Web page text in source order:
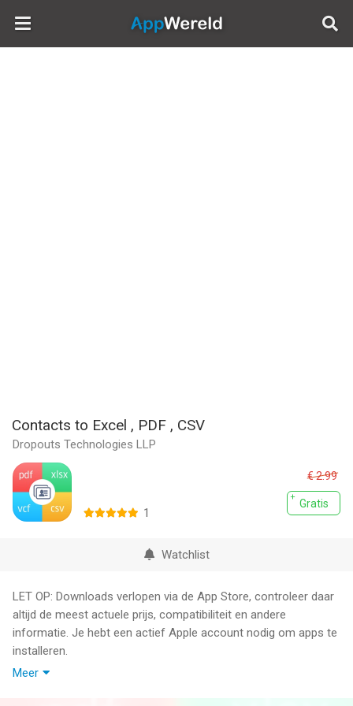
AppWereld
Contacts to Excel , PDF , CSV
Dropouts Technologies LLP
€ 2.99
Gratis
1
Watchlist
LET OP: Downloads verlopen via de App Store, controleer daar
altijd de meest actuele prijs, compatibiliteit en andere
informatie. Je hebt een actief Apple account nodig om apps te
installeren.
Meer